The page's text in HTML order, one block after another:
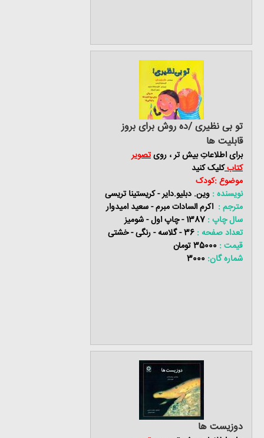
تو بی نظیری /ده روش برای بروز
قابلیت ها
برای اطلاعاتِ بیش تر ، رویتصویر
کتابکلیک کنید
موضوع :کودک
نویسنده : وین. دبلیو.دایر - کریستینا تریسی
مترجم : اکرم السادات مبرم - سعید امیدوار
سال چاپ : 1387 - چاپ اول - شومیز
تعداد صفحه :
قیمت : 35000 تومان
شماره گان: 3000
دوزیست ها